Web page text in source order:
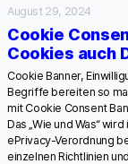
August 29, 2024
Cookie
Cookies auch
Cookie Banner,
Begriffe bereiten so
mit Cookie Consent
Das „Wie und Was“
ePrivacy-Verordnung
einzelnen Richtlinien